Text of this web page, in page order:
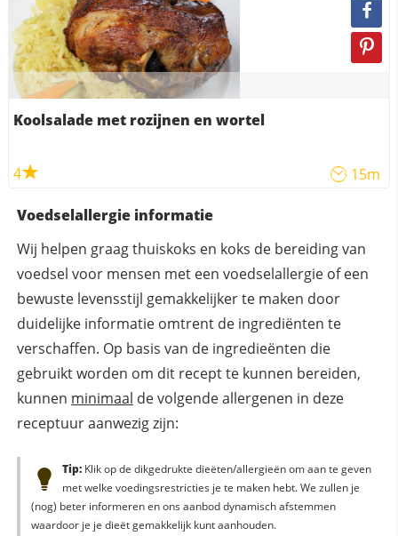
Koolsalade met rozijnen en wortel
4 15m
Voedselallergie informatie
Wij helpen graag thuiskoks en koks de bereiding van
voedsel voor mensen met een voedselallergie of een
bewuste levensstijl gemakkelijker te maken door
duidelijke informatie omtrent de ingrediënten te
verschaffen. Op basis van de ingredieënten die
gebruikt worden om dit recept te kunnen bereiden,
kunnen minimaal de volgende allergenen in deze
receptuur aanwezig zijn:
Tip:Klik op de dikgedrukte dieëten/allergieën om aan te geven
met welke voedingsrestricties je te maken hebt. We zullen je
(nog) beter informeren en ons aanbod dynamisch afstemmen
waardoor je je dieët gemakkelijk kunt aanhouden.